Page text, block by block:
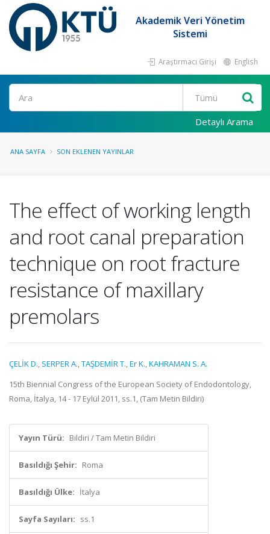
Akademik Veri Yönetim
Sistemi
Araştırmacı Girişi English
Ara
Detaylı Arama
ANA SAYFA SON EKLENEN YAYINLAR
The effect of working length
and root canal preparation
technique on root fracture
resistance of maxillary
premolars
ÇELİK D., SERPER A.,TAŞDEMİR T.,Er K.,KAHRAMAN S. A.
15th Biennial Congress of the European Society of Endodontology,
Roma, İtalya, 14 - 17 Eylül 2011, ss.1, (Tam Metin Bildiri)
Yayın Türü: Bildiri / Tam Metin Bildiri
Basıldığı Şehir: Roma
Basıldığı Ülke: İtalya
Sayfa Sayıları: ss.1